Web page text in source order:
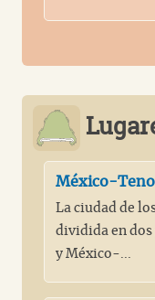
México-
La ciudad de
dividida en
y México-...